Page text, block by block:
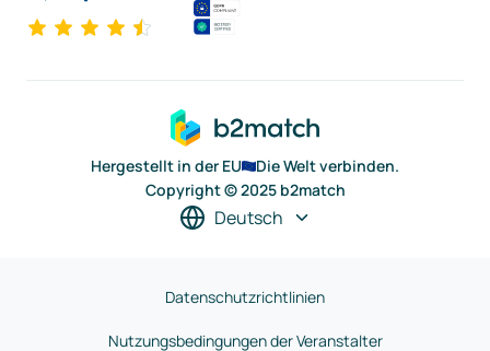
Hergestellt in der EU
Die Welt verbinden.
Copyright © 2025 b2match
Deutsch
Datenschutzrichtlinien
Nutzungsbedingungen der Veranstalter